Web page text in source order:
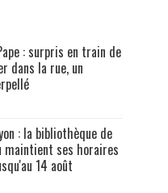
: surpris en train de
dans la rue, un
: la bibliothèque de
maintient ses horaires
14 août